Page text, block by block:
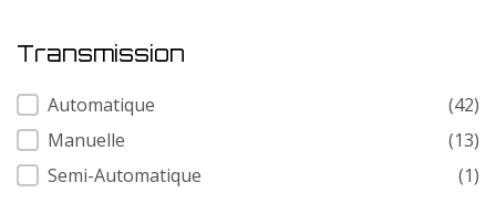
Transmission
Transmission
Automatique
(42)
Manuelle
(13)
Semi-Automatique
(1)